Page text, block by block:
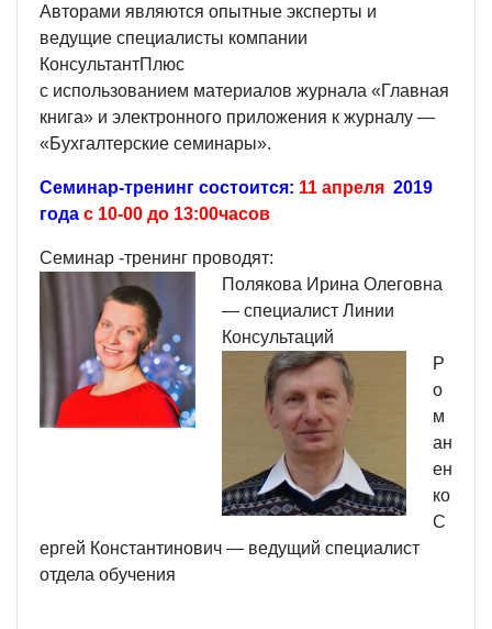
Авторами являются опытные эксперты и
ведущие специалисты компании
КонсультантПлюс
с использованием материалов журнала «Главная
книга» и электронного приложения к журналу —
«Бухгалтерские семинары».
Семинар-тренинг состоится: 11 апреля 2019
года с 10-00 до 13:00часов
Семинар -тренинг проводят:
Полякова Ирина Олеговна
— специалист Линии
Консультаций
Р
о
м
ан
ен
ко
С
ергей Константинович — ведущий специалист
отдела обучения